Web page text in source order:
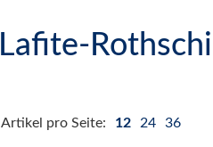
Lafite-
Artikel pro Seite: 12 24 36